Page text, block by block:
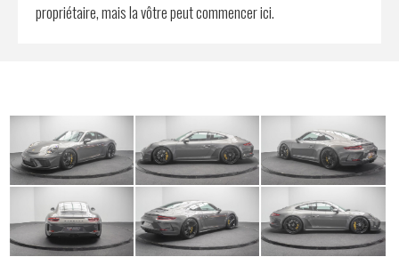
propriétaire, mais la vôtre peut commencer ici.